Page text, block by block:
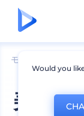
モックアップ
美術
Would you